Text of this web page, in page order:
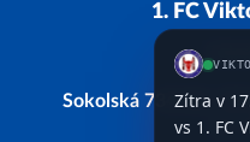
1. FC
Sokolská 734/28,
IČ: